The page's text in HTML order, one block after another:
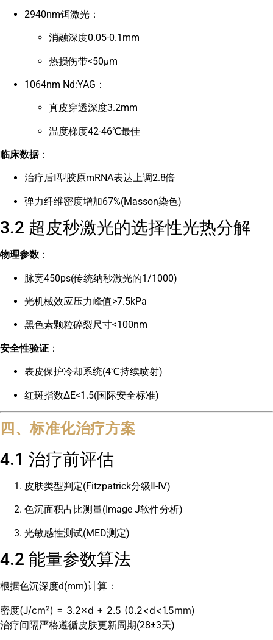
2940nm铒激光：
消融深度0.05-0.1mm
热损伤带<50μm
1064nm Nd:YAG：
真皮穿透深度3.2mm
温度梯度42-46℃最佳
临床数据：
治疗后Ⅰ型胶原mRNA表达上调2.8倍
弹力纤维密度增加67%(Masson染色)
3.2 超皮秒激光的选择性光热分解
物理参数 ：
脉宽450ps(传统纳秒激光的1/1000)
光机械效应压力峰值>7.5kPa
黑色素颗粒碎裂尺寸<100nm
安全性验证 ：
表皮保护冷却系统(4℃持续喷射)
红斑指数ΔE<1.5(国际安全标准)
四、标准化治疗方案
4.1 治疗前评估
皮肤类型判定(Fitzpatrick分级Ⅱ-Ⅳ)
色沉面积占比测量(Image J软件分析)
光敏感性测试(MED测定)
4.2 能量参数算法
根据色沉深度d(mm)计算：
密度(J/cm²) = 3.2×d + 2.5 (0.2<d<1.5mm)
治疗间隔严格遵循皮肤更新周期(28±3天)